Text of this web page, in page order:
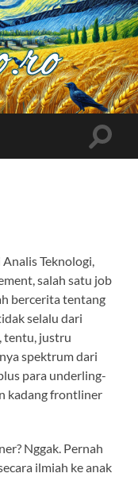
Toggle
Teknologi,
salah satu job
bercerita tentang
selalu dari
tentu, justru
spektrum dari
para underling-
kadang frontliner
Nggak. Pernah
ilmiah ke anak